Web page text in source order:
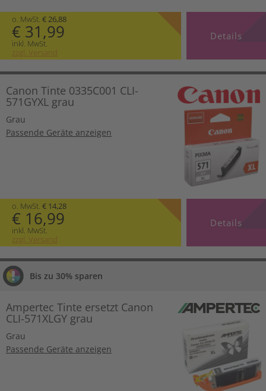
o. MwSt. € 26,88
€ 31,99
inkl. MwSt.
zzgl. Versand
Details
Canon Tinte 0335C001 CLI-
571GYXL grau
Grau
Passende Geräte anzeigen
o. MwSt. € 14,28
€ 16,99
inkl. MwSt.
zzgl. Versand
Details
Bis zu 30% sparen
Ampertec Tinte ersetzt Canon
CLI-571XLGY grau
Grau
Passende Geräte anzeigen